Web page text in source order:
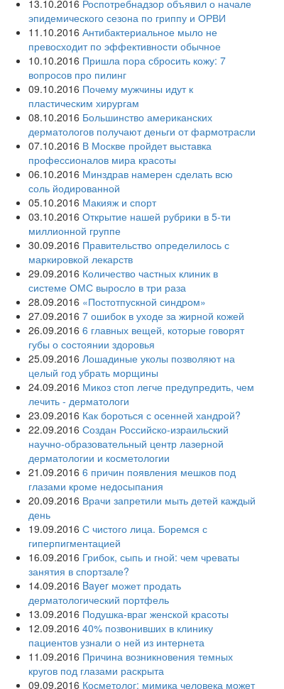
13.10.2016 Роспотребнадзор объявил о начале
эпидемического сезона по гриппу и ОРВИ
11.10.2016 Антибактериальное мыло не
превосходит по эффективности обычное
10.10.2016 Пришла пора сбросить кожу: 7
вопросов про пилинг
09.10.2016 Почему мужчины идут к
пластическим хирургам
08.10.2016 Большинство американских
дерматологов получают деньги от фармотрасли
07.10.2016 В Москве пройдет выставка
профессионалов мира красоты
06.10.2016 Минздрав намерен сделать всю
соль йодированной
05.10.2016 Макияж и спорт
03.10.2016 Открытие нашей рубрики в 5-ти
миллионной группе
30.09.2016 Правительство определилось с
маркировкой лекарств
29.09.2016 Количество частных клиник в
системе ОМС выросло в три раза
28.09.2016 «Постотпускной синдром»
27.09.2016 7 ошибок в уходе за жирной кожей
26.09.2016 6 главных вещей, которые говорят
губы о состоянии здоровья
25.09.2016 Лошадиные уколы позволяют на
целый год убрать морщины
24.09.2016 Микоз стоп легче предупредить, чем
лечить - дерматологи
23.09.2016 Как бороться с осенней хандрой?
22.09.2016 Создан Российско-израильский
научно-образовательный центр лазерной
дерматологии и косметологии
21.09.2016 6 причин появления мешков под
глазами кроме недосыпания
20.09.2016 Врачи запретили мыть детей каждый
день
19.09.2016 С чистого лица. Боремся с
гиперпигментацией
16.09.2016 Грибок, сыпь и гной: чем чреваты
занятия в спортзале?
14.09.2016 Bayer может продать
дерматологический портфель
13.09.2016 Подушка-враг женской красоты
12.09.2016 40% позвонивших в клинику
пациентов узнали о ней из интернета
11.09.2016 Причина возникновения темных
кругов под глазами раскрыта
09.09.2016 Косметолог: мимика человека может